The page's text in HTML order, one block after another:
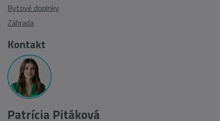
Bytové doplnky
Záhrada
Kontakt
Patrícia Pitáková